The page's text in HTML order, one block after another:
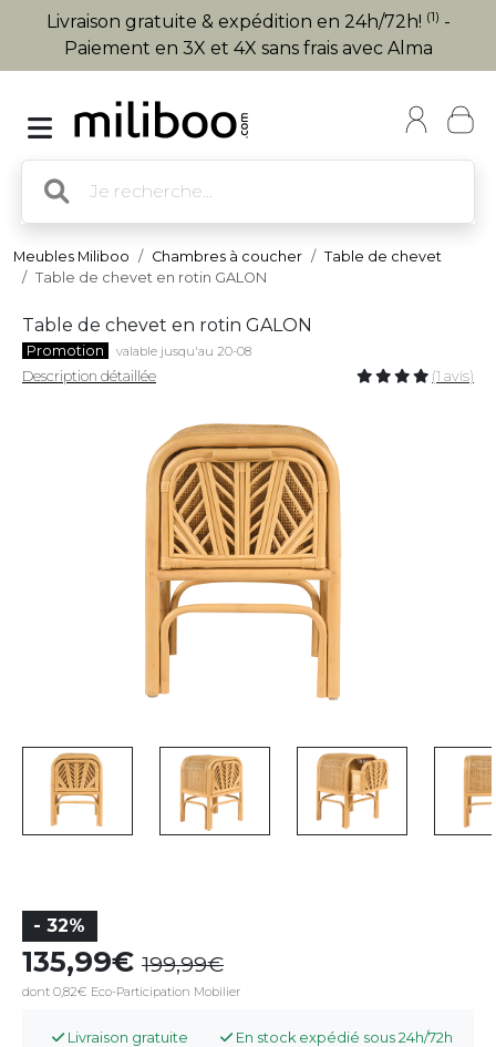
Livraison gratuite & expédition en 24h/72h! (1) -
Paiement en 3X et 4X sans frais avec Alma
Meubles Miliboo Chambres à coucher
Table de chevet
Table de chevet en rotin GALON
Table de chevet en rotin GALON
Promotion valable jusqu'au 20-08
Description détaillée (1 avis)
- 32%
135,99 199,99
dont 0,82€ Eco-Participation Mobilier
Livraison gratuite En stock expédié sous 24h/72h